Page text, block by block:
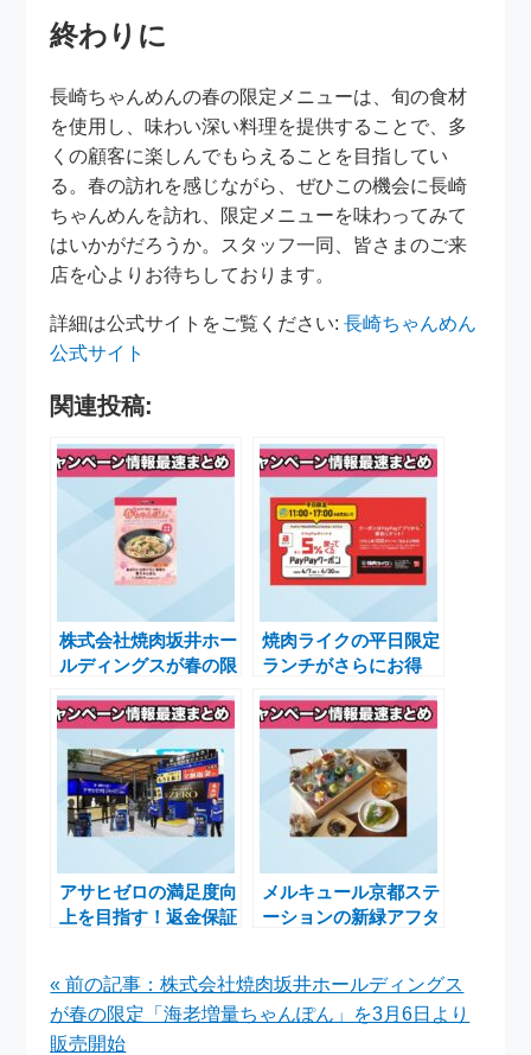
終わりに
長崎ちゃんめんの春の限定メニューは、旬の食材
を使用し、味わい深い料理を提供することで、多
くの顧客に楽しんでもらえることを目指してい
る。春の訪れを感じながら、ぜひこの機会に長崎
ちゃんめんを訪れ、限定メニューを味わってみて
はいかがだろうか。スタッフ一同、皆さまのご来
店を心よりお待ちしております。
詳細は公式サイトをご覧ください:長崎ちゃんめん
公式サイト
関連投稿:
株式会社焼肉坂井ホー
ルディングスが春の限
ん」を3月6日より販
焼肉ライクの平日限定
ランチがさらにお得
元キャンペーン開催中
アサヒゼロの満足度向
上を目指す！返金保証
メルキュール京都ステ
ーションの新緑アフタ
« 前の記事：株式会社焼肉坂井ホールディングス
が春の限定「海老増量ちゃんぽん」を3月6日より
販売開始